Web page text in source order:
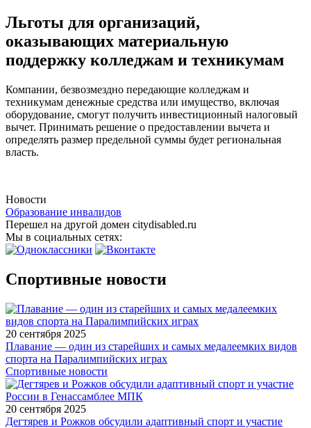
Льготы для организаций,
оказывающих материальную
поддержку колледжам и техникумам
Компании, безвозмездно передающие колледжам и
техникумам денежные средства или имущество, включая
оборудование, смогут получить инвестиционный налоговый
вычет. Принимать решение о предоставлении вычета и
определять размер предельной суммы будет региональная
власть.
Новости
Образование инвалидов
Перешел на другой домен citydisabled.ru
Мы в социальных сетях:
Спортивные новости
20 сентября 2025
Плавание — один из старейших и самых медалеемких видов
спорта на Паралимпийских играх
Спортивные новости
20 сентября 2025
Дегтярев и Рожков обсудили адаптивный спорт и участие